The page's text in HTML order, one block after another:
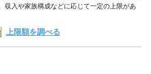
収入や家族構成などに応じて一定の上限があ
上限額を調べる